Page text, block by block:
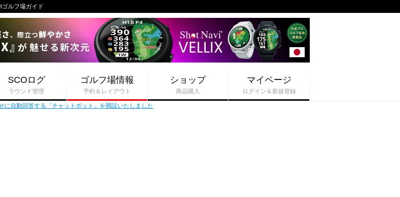
ルフ場ガイド
SCOログ
ラウンド管理
ゴルフ場情報
予約＆レイアウト
ショップ
商品購入
マイページ
ログイン＆新規登録
に自動回答する「チャットボット」を開設いたしました